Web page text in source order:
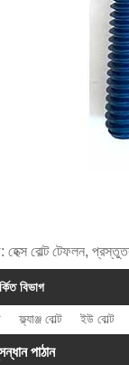
হেক্স বোল্ট টেফলন,
বিভাগ
ফ্ল্যাঞ্জ বোল্ট ইউ বোল্ট
পাঠান